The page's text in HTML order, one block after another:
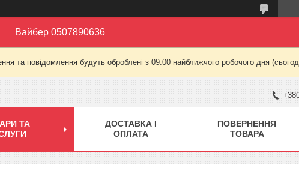
Вайбер 0507890636
та повідомлення будуть оброблені з 09:00 найближчого робочого дня
ТА
ДОСТАВКА І
ОПЛАТА
ПОВЕРНЕННЯ
ТОВАРА